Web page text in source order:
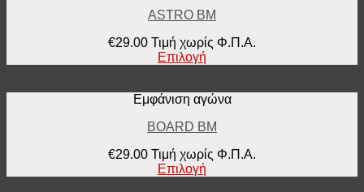
ASTRO BM
€29.00 Τιμή χωρίς Φ.Π.Α.
Επιλογή
Εμφάνιση αγώνα
BOARD BM
€29.00 Τιμή χωρίς Φ.Π.Α.
Επιλογή